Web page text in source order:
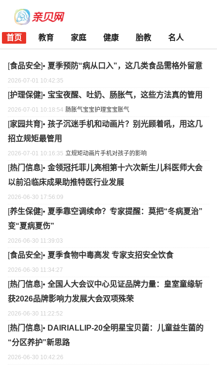
首页 教育 家庭 健康 胎教 名人
[食品安全]• 夏季预防“病从口入”，这几类食品需格外留意
2026-07-01 10:42:35
[护理保健]• 宝宝夜醒、吐奶、肠胀气，这些方法真的管用
2026-07-01 10:18:54 肠胀气宝宝护理宝宝胀气
[家园共育]• 孩子沉迷手机和动画片？别光顾着吼，用这几
招立规矩最管用
2026-07-01 10:16:35 立规矩动画片手机对孩子的影响
[热门信息]• 金领冠托菲儿亮相第十六次新生儿科医师大会
以前沿临床成果助推特医行业发展
2026-06-30 17:56:09
[养生保健]• 夏季靠空调续命？专家提醒：莫把“冬病夏治”
变“夏病夏伤”
2026-06-30 11:39:03
[食品安全]• 夏季食物中毒高发 专家支招安全饮食
2026-06-30 11:34:27
[热门信息]• 全国人大会议中心见证品牌力量：皇室童缘斩
获2026品牌影响力发展大会双项殊荣
2026-06-30 11:22:52
[热门信息]• DAIRIALLIP-20全明星宝贝菌：儿童益生菌的
“分区养护”新思路
2026-06-30 10:42:26